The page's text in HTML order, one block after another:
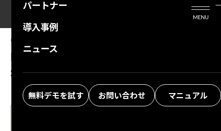
パートナー
導入事例
ニュース
無料デモを試す お問い合わせ マニュアル
MENU
05.14.2024
開発者向け機能：サーバスクリプト：
group.ContainsChild